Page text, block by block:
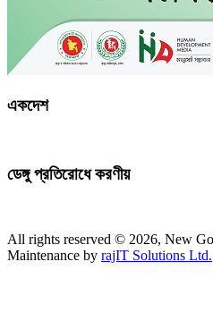
একদেশ
ডেঙ্গু প্রতিরোধে করণীয়
All rights reserved © 2026, New
Maintenance by rajIT Solutions Ltd.